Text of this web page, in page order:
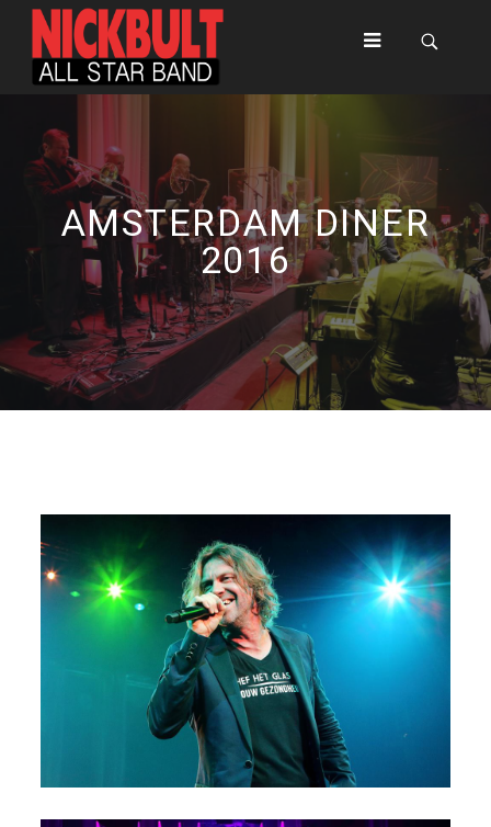
AMSTERDAM DINER
2016